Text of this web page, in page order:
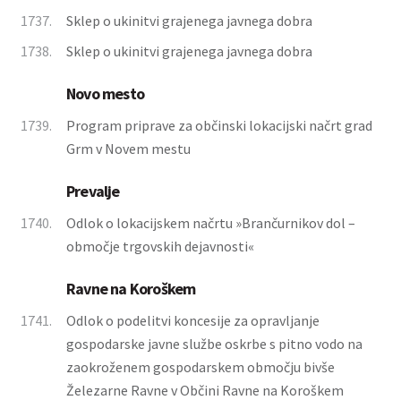
1737.
Sklep o ukinitvi grajenega javnega dobra
1738.
Sklep o ukinitvi grajenega javnega dobra
Novo mesto
1739.
Program priprave za občinski lokacijski načrt grad
Grm v Novem mestu
Prevalje
1740.
Odlok o lokacijskem načrtu »Brančurnikov dol –
območje trgovskih dejavnosti«
Ravne na Koroškem
1741.
Odlok o podelitvi koncesije za opravljanje
gospodarske javne službe oskrbe s pitno vodo na
zaokroženem gospodarskem območju bivše
Železarne Ravne v Občini Ravne na Koroškem